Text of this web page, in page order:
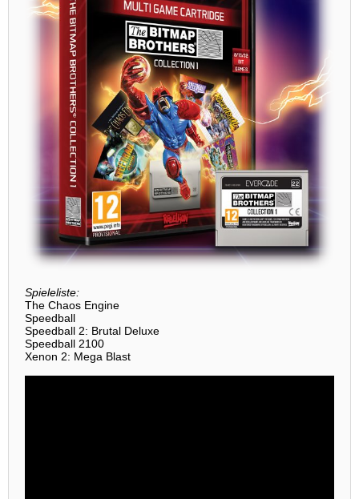
Spieleliste:
The Chaos Engine
Speedball
Speedball 2: Brutal Deluxe
Speedball 2100
Xenon 2: Mega Blast